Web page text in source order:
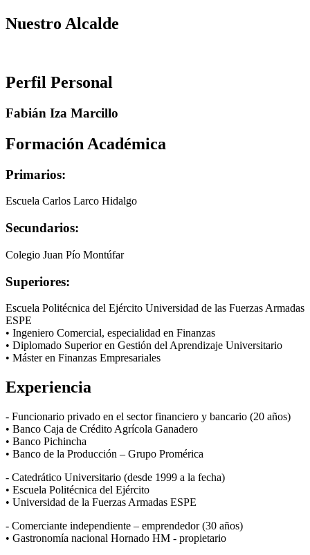
Nuestro Alcalde
Perfil Personal
Fabián Iza Marcillo
Formación Académica
Primarios:
Escuela Carlos Larco Hidalgo
Secundarios:
Colegio Juan Pío Montúfar
Superiores:
Escuela Politécnica del Ejército Universidad de las Fuerzas Armadas
ESPE
• Ingeniero Comercial, especialidad en Finanzas
• Diplomado Superior en Gestión del Aprendizaje Universitario
• Máster en Finanzas Empresariales
Experiencia
- Funcionario privado en el sector financiero y bancario (20 años)
• Banco Caja de Crédito Agrícola Ganadero
• Banco Pichincha
• Banco de la Producción – Grupo Promérica
- Catedrático Universitario (desde 1999 a la fecha)
• Escuela Politécnica del Ejército
• Universidad de la Fuerzas Armadas ESPE
- Comerciante independiente – emprendedor (30 años)
• Gastronomía nacional Hornado HM - propietario